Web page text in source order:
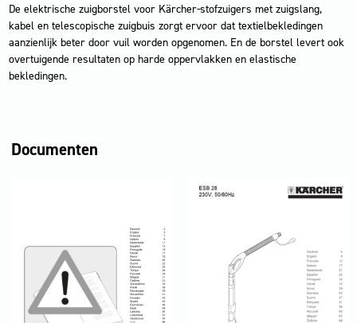
De elektrische zuigborstel voor Kärcher-stofzuigers met zuigslang,
kabel en telescopische zuigbuis zorgt ervoor dat textielbekledingen
aanzienlijk beter door vuil worden opgenomen. En de borstel levert ook
overtuigende resultaten op harde oppervlakken en elastische
bekledingen.
Documenten